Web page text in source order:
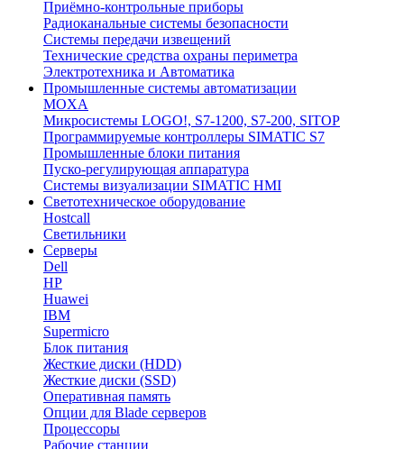
Приёмно-контрольные приборы
Радиоканальные системы безопасности
Системы передачи извещений
Технические средства охраны периметра
Электротехника и Автоматика
Промышленные системы автоматизации
MOXA
Микросистемы LOGO!, S7-1200, S7-200, SITOP
Программируемые контроллеры SIMATIC S7
Промышленные блоки питания
Пуско-регулирующая аппаратура
Системы визуализации SIMATIC HMI
Светотехническое оборудование
Hostcall
Светильники
Серверы
Dell
HP
Huawei
IBM
Supermicro
Блок питания
Жесткие диски (HDD)
Жесткие диски (SSD)
Оперативная память
Опции для Blade серверов
Процессоры
Рабочие станции